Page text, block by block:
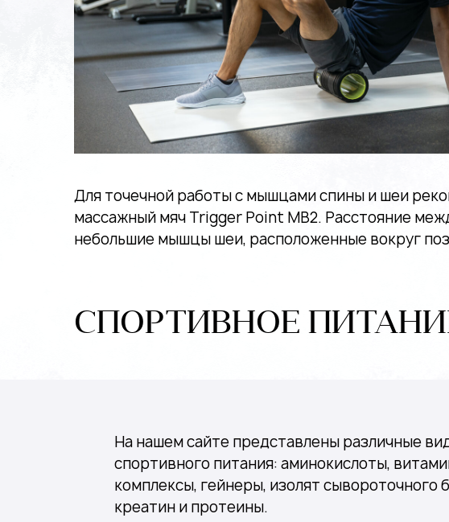
Для точечной работы с мышцами спины и шеи
массажный мяч Trigger Point MB2. Расстояние
небольшие мышцы шеи, расположенные вокруг
СПОРТИВНОЕ
На нашем сайте представлены различные
спортивного питания: аминокислоты,
комплексы, гейнеры, изолят сывороточного
креатин и протеины.